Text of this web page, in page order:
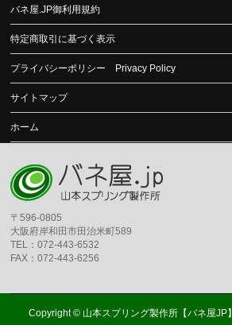
バネ屋.JP御利用規約
特定商取引に基づく表示
プライバシーポリシー Privacy Policy
サイトマップ
ホーム
〒596-0805
大阪府岸和田市田治米町589
TEL：072-443-6532
FAX：072-443-6256
Copyright © 山本スプリング製作所【バネ屋JP】